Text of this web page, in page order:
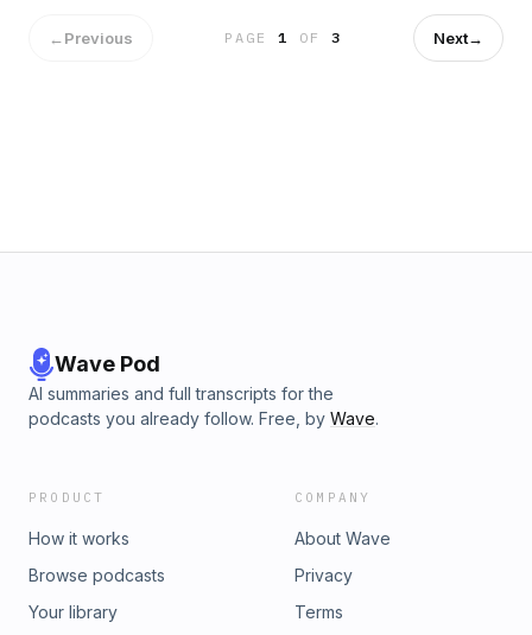
っているプレイや言葉 ●大谷選手の近況・雑学 ●大谷選手への
応援メッセージ などなど、大谷選手にまつわることならなんで
もOKです！ メッセージを送っていただいた方の中から抽選で
←Previous PAGE1 OF 3 Next→
Wave Pod
AI summaries and full transcripts for the
podcasts you already follow. Free, by Wave.
PRODUCT
How it works
Browse podcasts
Your library
COMPANY
About Wave
Privacy
Terms